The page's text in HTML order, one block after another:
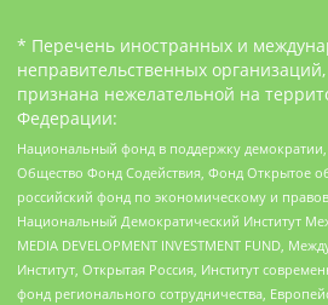
* Перечень иностранных и
неправительственных
признана нежелательной на
Федерации:
Национальный фонд в поддержку демократии,
Общество Фонд Содействия, Фонд Открытое
российский фонд по экономическому и
Национальный Демократический Институт
MEDIA DEVELOPMENT INVESTMENT FUND,
Институт, Открытая Россия, Институт
фонд регионального сотрудничества,